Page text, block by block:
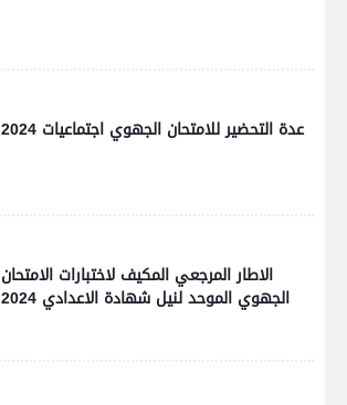
عدة التحضير للامتحان الجهوي اجتماعيات 2024
الاطار المرجعي المكيف لاختبارات الامتحان
الجهوي الموحد لنيل شهادة الاعدادي 2024